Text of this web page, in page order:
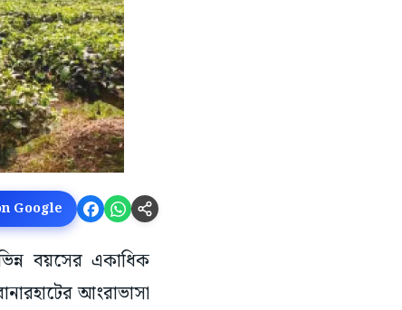
Google
বয়সের একাধিক
আংরাভাসা